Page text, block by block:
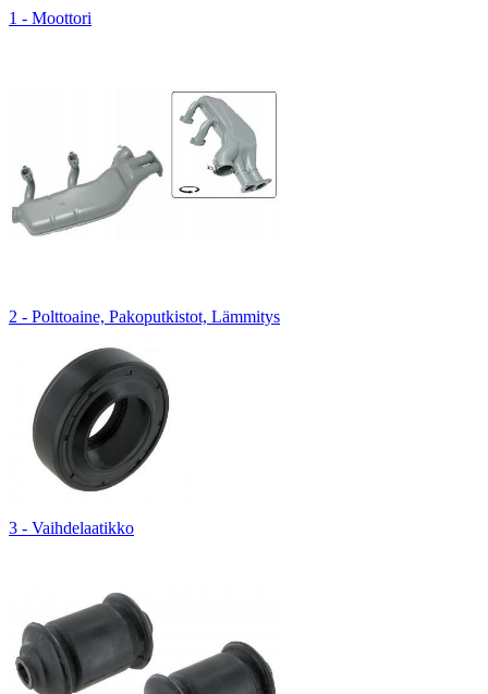
1 - Moottori
2 - Polttoaine, Pakoputkistot, Lämmitys
3 - Vaihdelaatikko